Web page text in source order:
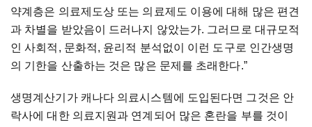
약계층은 의료제도상 또는 의료제도 이용에 대해 많은 편견
과 차별을 받았음이 드러나지 않았는가. 그러므로 대규모적
인 사회적, 문화적, 윤리적 분석없이 이런 도구로 인간생명
의 기한을 산출하는 것은 많은 문제를 초래한다.”
생명계산기가 캐나다 의료시스템에 도입된다면 그것은 안
락사에 대한 의료지원과 연계되어 많은 혼란을 부를 것이